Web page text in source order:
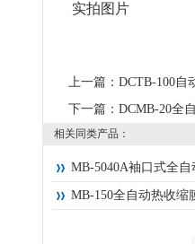
实拍图片
上一篇： DCTB-100自
下一篇： DCMB-20全
相关同类产品：
MB-5040A袖口式全
MB-150全自动热收缩